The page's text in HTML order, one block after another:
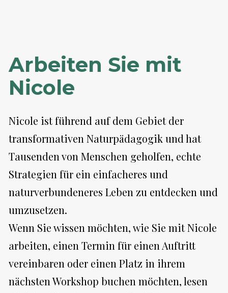
Arbeiten Sie mit
Nicole
Nicole ist führend auf dem Gebiet der
transformativen Naturpädagogik und hat
Tausenden von Menschen geholfen, echte
Strategien für ein einfacheres und
naturverbundeneres Leben zu entdecken und
umzusetzen.
Wenn Sie wissen möchten, wie Sie mit Nicole
arbeiten, einen Termin für einen Auftritt
vereinbaren oder einen Platz in ihrem
nächsten Workshop buchen möchten, lesen